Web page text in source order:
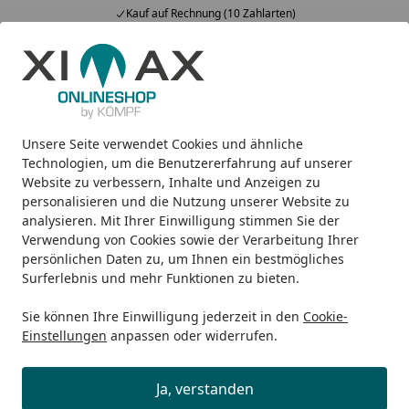
Unsere Seite verwendet Cookies und ähnliche
Technologien, um die Benutzererfahrung auf unserer
Website zu verbessern, Inhalte und Anzeigen zu
personalisieren und die Nutzung unserer Website zu
analysieren. Mit Ihrer Einwilligung stimmen Sie der
Verwendung von Cookies sowie der Verarbeitung Ihrer
persönlichen Daten zu, um Ihnen ein bestmögliches
Surferlebnis und mehr Funktionen zu bieten.
Sie können Ihre Einwilligung jederzeit in den Cookie-
Einstellungen anpassen oder widerrufen.
Ja, verstanden
Kauf auf Rechnung (10 Zahlarten)
Alle Produkte
Mein Konto
Suchen
Startseite
Welches Gutschein-Design?
Ist das Gutschein-Design wählbar?
Kann ich mir ein Motiv aussuchen?
Ja, das Gutschein-Motiv können Sie sich selbst
aussuchen. Sie haben dieAuswahl aus sechs
finden bei uns den passenden Gutschein. Einfach den
Gutschein per E-Mail erhalten und Wunschmotiv
ausdrucken oder direkt an den Beschenkten per E-Mail